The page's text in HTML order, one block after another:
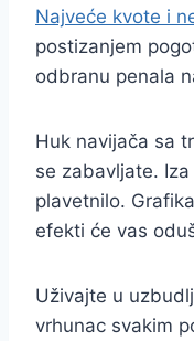
Najveće kvote i
postizanjem
odbranu penala
Huk navijača sa
se zabavljate.
plavetnilo.
efekti će vas
Uživajte u
vrhunac svakim